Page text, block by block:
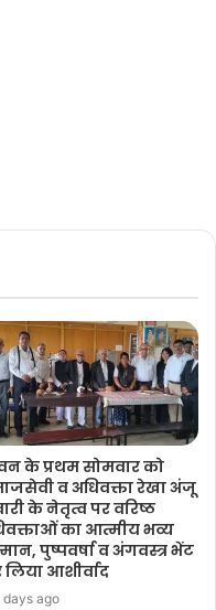
के प्रथम सोमवार को
व अधिवक्ता रेखा अंजू
के नेतृत्व पर वरिष्ठ
का आत्मीय भव्य
पुष्पवर्षा व अंगवस्त्र भेंट
आशीर्वाद
days ago